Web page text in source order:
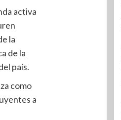
activa
la
de la
país.
como
a